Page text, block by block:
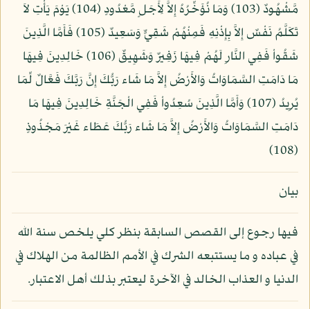
مَّشْهُودٌ (103) وَمَا نُؤَخِّرُهُ إِلاَّ لِأَجَلٍ مَّعْدُودٍ (104) يَوْمَ يَأْتِ لاَ
تَكَلَّمُ نَفْسٌ إِلاَّ بِإِذْنِهِ فَمِنْهُمْ شَقِيٌّ وَسَعِيدٌ (105) فَأَمَّا الَّذِينَ
شَقُواْ فَفِي النَّارِ لَهُمْ فِيهَا زَفِيرٌ وَشَهِيقٌ (106) خَالِدِينَ فِيهَا
مَا دَامَتِ السَّمَاوَاتُ وَالأَرْضُ إِلاَّ مَا شَاء رَبُّكَ إِنَّ رَبَّكَ فَعَّالٌ لِّمَا
يُرِيدُ (107) وَأَمَّا الَّذِينَ سُعِدُواْ فَفِي الْجَنَّةِ خَالِدِينَ فِيهَا مَا
دَامَتِ السَّمَاوَاتُ وَالأَرْضُ إِلاَّ مَا شَاء رَبُّكَ عَطَاء غَيْرَ مَجْذُوذٍ
(108)
بيان
فيها رجوع إلى القصص السابقة بنظر كلي يلخص سنة الله
في عباده و ما يستتبعه الشرك في الأمم الظالمة من الهلاك في
الدنيا و العذاب الخالد في الآخرة ليعتبر بذلك أهل الاعتبار.